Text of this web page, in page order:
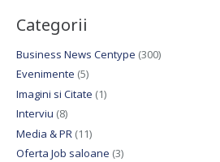
Categorii
Business News Centype (300)
Evenimente (5)
Imagini si Citate (1)
Interviu (8)
Media & PR(11)
Oferta Job saloane (3)